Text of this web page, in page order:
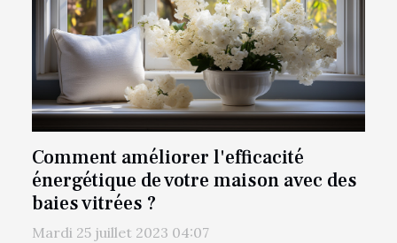
Comment améliorer l'efficacité
énergétique de votre maison avec des
baies vitrées ?
Mardi 25 juillet 2023 04:07